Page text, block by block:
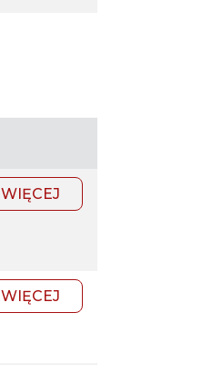
WIĘCEJ
WIĘCEJ